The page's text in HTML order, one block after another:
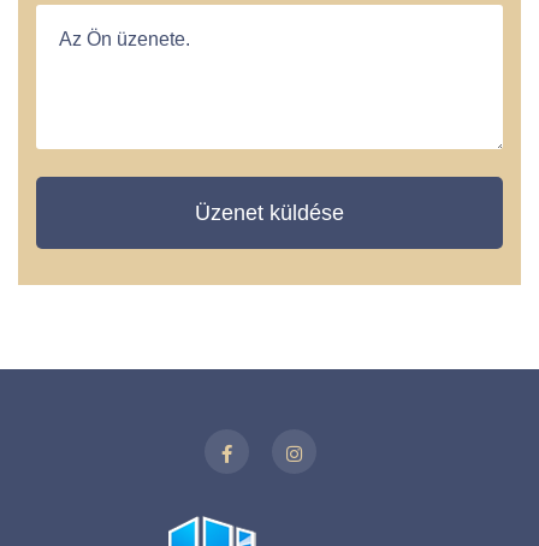
Üzenet küldése